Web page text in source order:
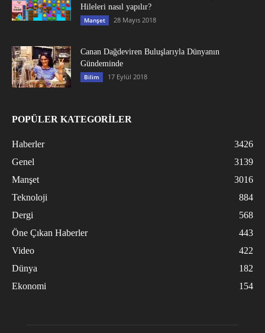
Hileleri nasıl yapılır?
Manşet 28 Mayıs 2018
Canan Dağdeviren Buluşlarıyla Dünyanın
Gündeminde
Bilim 17 Eylül 2018
POPÜLER KATEGORİLER
Haberler
3426
Genel
3139
Manşet
3016
Teknoloji
884
Dergi
568
Öne Çıkan Haberler
443
Video
422
Dünya
182
Ekonomi
154